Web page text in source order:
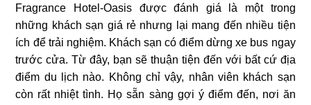
Fragrance Hotel-Oasis được đánh giá là một trong
những khách sạn giá rẻ nhưng lại mang đến nhiều tiện
ích để trải nghiệm. Khách sạn có điểm dừng xe bus ngay
trước cửa. Từ đây, bạn sẽ thuận tiện đến với bất cứ địa
điểm du lịch nào. Không chỉ vậy, nhân viên khách sạn
còn rất nhiệt tình. Họ sẵn sàng gợi ý điểm đến, nơi ăn